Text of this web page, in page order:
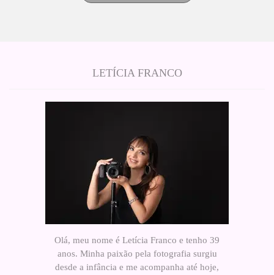
LETÍCIA FRANCO
Olá, meu nome é Letícia Franco e tenho 39
anos. Minha paixão pela fotografia surgiu
desde a infância e me acompanha até hoje,